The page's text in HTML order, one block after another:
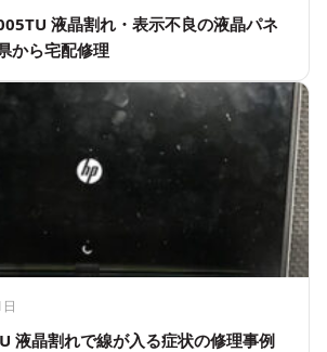
液晶割れ・表示不良の液晶パネ
から宅配修理
液晶割れで線が入る症状の修理事例